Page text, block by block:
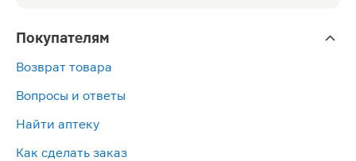
Покупателям
Возврат товара
Вопросы и ответы
Найти аптеку
Как сделать заказ